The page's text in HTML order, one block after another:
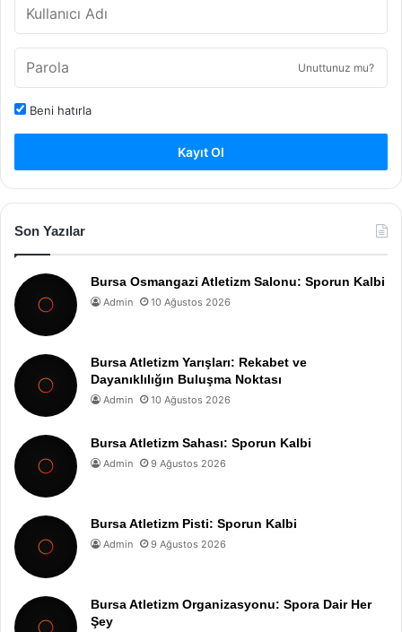
Unuttunuz mu?
Beni hatırla
Kayıt Ol
Son Yazılar
Bursa Osmangazi Atletizm Salonu: Sporun Kalbi
Admin 10 Ağustos 2026
Bursa Atletizm Yarışları: Rekabet ve
Dayanıklılığın Buluşma Noktası
Admin 10 Ağustos 2026
Bursa Atletizm Sahası: Sporun Kalbi
Admin 9 Ağustos 2026
Bursa Atletizm Pisti: Sporun Kalbi
Admin 9 Ağustos 2026
Bursa Atletizm Organizasyonu: Spora Dair Her
Şey